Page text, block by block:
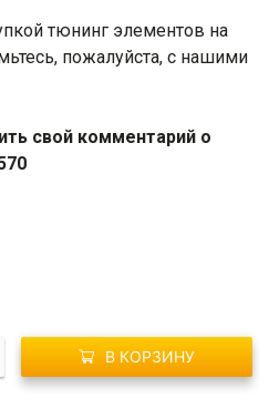
тюнинг элементов на
пожалуйста, с нашими
свой комментарий о
В КОРЗИНУ